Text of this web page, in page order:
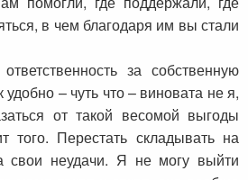
в чем благодаря им вы стали
за собственную
– чуть что – виновата не я,
от такой весомой выгоды
того. Перестать складывать на
свои неудачи. Я не могу выйти